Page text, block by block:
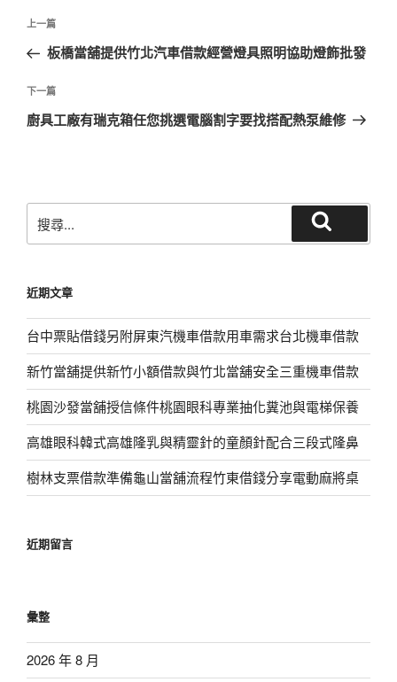
文
導
覽
上
一
文
章
上一篇
板橋當舖提供竹北汽車借款經營燈具照明協助燈飾批發
下
一
下一篇
廚具工廠有瑞克箱任您挑選電腦割字要找搭配熱泵維修
尋
字:
尋
近期文章
台中票貼借錢另附屏東汽機車借款用車需求台北機車借款
新竹當舖提供新竹小額借款與竹北當舖安全三重機車借款
桃園沙發當舖授信條件桃園眼科專業抽化糞池與電梯保養
高雄眼科韓式高雄隆乳與精靈針的童顏針配合三段式隆鼻
樹林支票借款準備龜山當舖流程竹東借錢分享電動麻將桌
近期留言
彙整
2026 年 8 月